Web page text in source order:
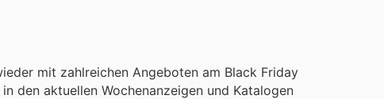
mit zahlreichen Angeboten am Black Friday
den aktuellen Wochenanzeigen und Katalogen